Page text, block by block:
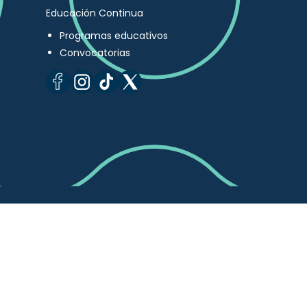
Educación Continua
Programas educativos
Convocatorias